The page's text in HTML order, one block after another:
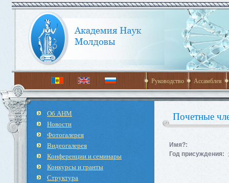
Руководство Ассамблея
Об АНМ
Новости
Фотогалерея
Видеогалерея
Конференции и семинары
Конкурсы и гранты
Структура
Почетные
Имя?:
Год присуждения: